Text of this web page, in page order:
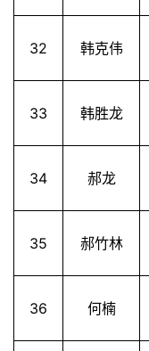
32 韩克伟
33 韩胜龙
34 郝龙
35 郝竹林
36 何楠